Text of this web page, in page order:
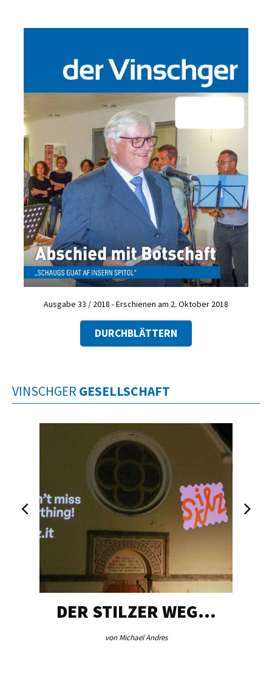
Ausgabe 33 / 2018 - Erschienen am 2. Oktober 2018
DURCHBLÄTTERN
VINSCHGER GESELLSCHAFT
DER STILZER WEG…
von Michael Andres